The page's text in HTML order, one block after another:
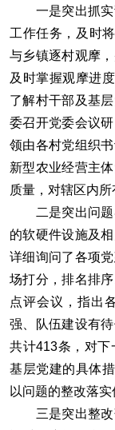
一是突出抓实
工作任务，及时
与乡镇逐村观摩
及时掌握观摩进
了解村干部及基
委召开党委会议
领由各村党组织
新型农业经营主
质量，对辖区内所
二是突出问题
的软硬件设施及
详细询问了各项
场打分，排名排
点评会议，指出
强、队伍建设有
共计413条，对
基层党建的具体
以问题的整改落
三是突出整改